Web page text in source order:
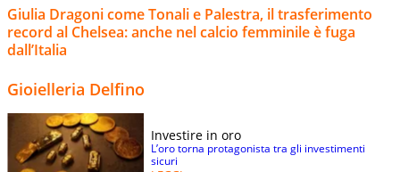
Giulia Dragoni come Tonali e Palestra, il trasferimento
record al Chelsea: anche nel calcio femminile è fuga
dall’Italia
Gioielleria Delfino
Investire in oro
L’oro torna protagonista tra gli investimenti
sicuri